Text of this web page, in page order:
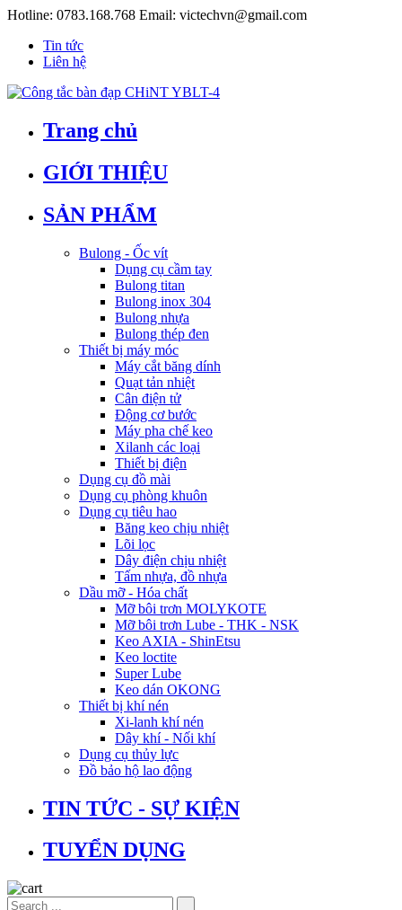
Hotline: 0783.168.768 Email: victechvn@gmail.com
Tin tức
Liên hệ
Trang chủ
GIỚI THIỆU
SẢN PHẨM
Bulong - Ốc vít
Dụng cụ cầm tay
Bulong titan
Bulong inox 304
Bulong nhựa
Bulong thép đen
Thiết bị máy móc
Máy cắt băng dính
Quạt tản nhiệt
Cân điện tử
Động cơ bước
Máy pha chế keo
Xilanh các loại
Thiết bị điện
Dụng cụ đồ mài
Dụng cụ phòng khuôn
Dụng cụ tiêu hao
Băng keo chịu nhiệt
Lõi lọc
Dây điện chịu nhiệt
Tấm nhựa, đồ nhựa
Dầu mỡ - Hóa chất
Mỡ bôi trơn MOLYKOTE
Mỡ bôi trơn Lube - THK - NSK
Keo AXIA - ShinEtsu
Keo loctite
Super Lube
Keo dán OKONG
Thiết bị khí nén
Xi-lanh khí nén
Dây khí - Nối khí
Dụng cụ thủy lực
Đồ bảo hộ lao động
TIN TỨC - SỰ KIỆN
TUYỂN DỤNG